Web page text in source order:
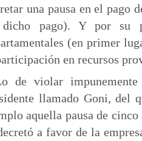
una pausa en el pago
pago). Y por su
(en primer
en recursos
de violar
llamado Goni, del
aquella pausa de
a favor de la